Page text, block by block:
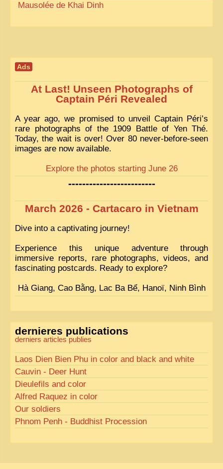
Mausolée de Khai Dinh
Ads
At Last! Unseen Photographs of
Captain Péri Revealed
A year ago, we promised to unveil Captain Péri’s
rare photographs of the 1909 Battle of Yen Thé.
Today, the wait is over! Over 80 never-before-seen
images are now available.
Explore the photos starting June 26
-------------------------
March 2026 - Cartacaro in Vietnam
Dive into a captivating journey!
Experience this unique adventure through
immersive reports, rare photographs, videos, and
fascinating postcards. Ready to explore?
Hà Giang, Cao Bằng, Lac Ba Bể, Hanoï, Ninh Bình
dernieres publications
derniers articles publies
Laos Dien Bien Phu in color and black and white
Cauvin - Deer Hunt
Dieulefils and color
Alfred Raquez in color
Our soldiers
Phnom Penh - Buddhist Procession